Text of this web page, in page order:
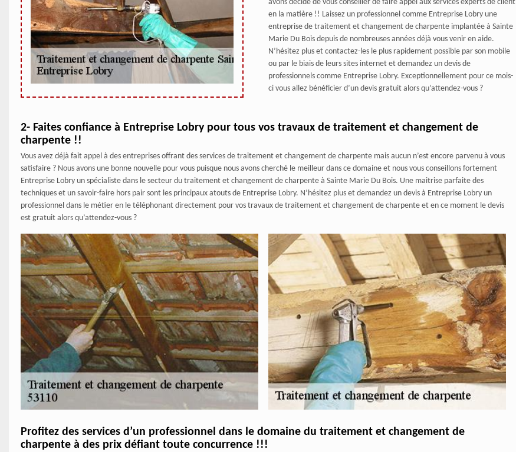
avons décidé de vous conseiller de faire appel aux services experts de client
en la matière !! Laissez un professionnel comme Entreprise Lobry une
entreprise de traitement et changement de charpente implantée à Sainte
Marie Du Bois depuis de nombreuses années déjà vous venir en aide.
N’hésitez plus et contactez-les le plus rapidement possible par son mobile
ou par le biais de leurs sites internet et demandez un devis de
professionnels comme Entreprise Lobry. Exceptionnellement pour ce mois-
ci vous allez bénéficier d’un devis gratuit alors qu’attendez-vous ?
2- Faites confiance à Entreprise Lobry pour tous vos travaux de traitement et changement de
charpente !!
Vous avez déjà fait appel à des entreprises offrant des services de traitement et changement de charpente mais aucun n’est encore parvenu à vous
satisfaire ? Nous avons une bonne nouvelle pour vous puisque nous avons cherché le meilleur dans ce domaine et nous vous conseillons fortement
Entreprise Lobry un spécialiste dans le secteur du traitement et changement de charpente à Sainte Marie Du Bois. Une maitrise parfaite des
techniques et un savoir-faire hors pair sont les principaux atouts de Entreprise Lobry. N’hésitez plus et demandez un devis à Entreprise Lobry un
professionnel dans le métier en le téléphonant directement pour vos travaux de traitement et changement de charpente et en ce moment le devis
est gratuit alors qu’attendez-vous ?
Profitez des services d’un professionnel dans le domaine du traitement et changement de
charpente à des prix défiant toute concurrence !!!